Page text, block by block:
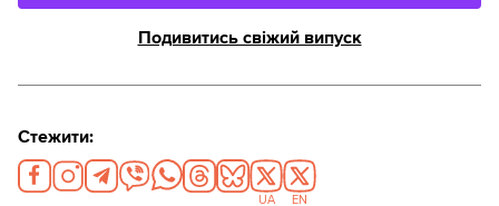
Подивитись свіжий випуск
Стежити:
UA EN